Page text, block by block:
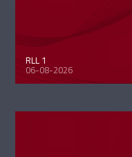
RLL 1
06-08-2026